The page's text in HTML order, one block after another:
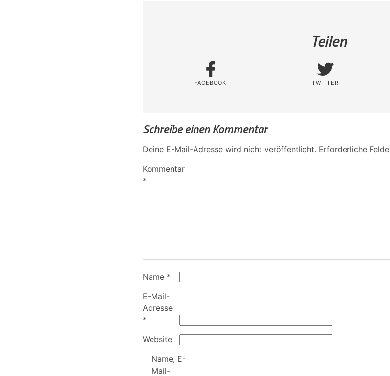
Teilen
FACEBOOK TWITTER
Schreibe einen Kommentar
Deine E-Mail-Adresse wird nicht veröffentlicht. Erforderliche
Kommentar
*
Name *
E-Mail-
Adresse
*
Website
Name, E-
Mail-